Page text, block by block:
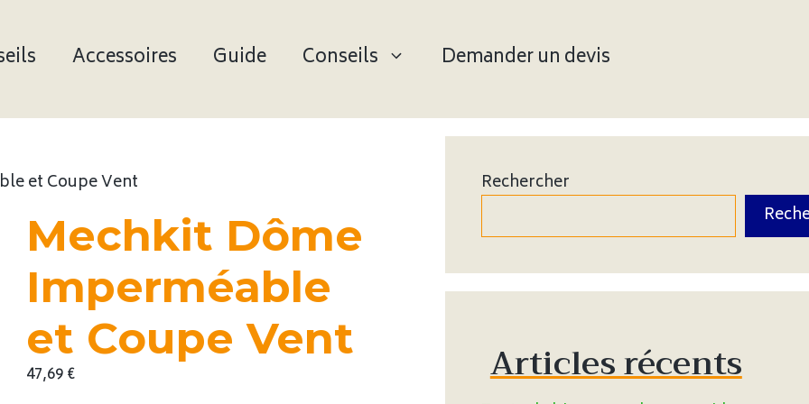
Accessoires Guide Conseils Demander un devis
et Coupe Vent
Mechkit Dôme
Imperméable
et Coupe Vent
47,69€
Rechercher
Articles récents